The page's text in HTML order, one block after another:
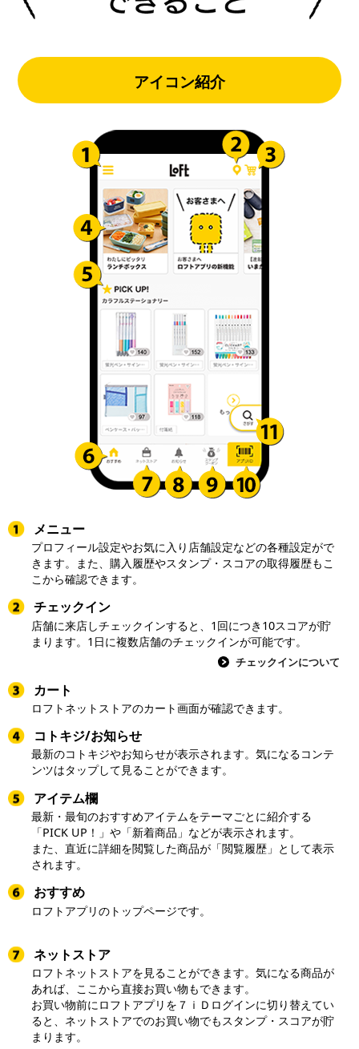
アイコン紹介
メニュー
プロフィール設定やお気に入り店舗設定などの各種設定がで
きます。また、購入履歴やスタンプ・スコアの取得履歴もこ
こから確認できます。
チェックイン
店舗に来店しチェックインすると、1回につき10スコアが貯
まります。1日に複数店舗のチェックインが可能です。
チェックインについて
カート
ロフトネットストアのカート画面が確認できます。
コトキジ/お知らせ
最新のコトキジやお知らせが表示されます。気になるコンテ
ンツはタップして見ることができます。
アイテム欄
最新・最旬のおすすめアイテムをテーマごとに紹介する
「PICK UP！」や「新着商品」などが表示されます。
また、直近に詳細を閲覧した商品が「閲覧履歴」として表示
されます。
おすすめ
ロフトアプリのトップページです。
ネットストア
ロフトネットストアを見ることができます。気になる商品が
あれば、ここから直接お買い物もできます。
お買い物前にロフトアプリを７ｉＤログインに切り替えてい
ると、ネットストアでのお買い物でもスタンプ・スコアが貯
まります。